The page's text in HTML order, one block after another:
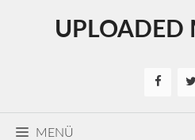
UPLOADED
MENÜ